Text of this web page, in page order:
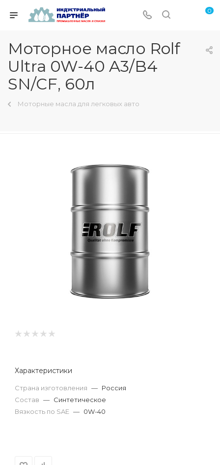
0
Моторное масло Rolf
Ultra 0W-40 A3/B4
SN/CF, 60л
Моторные масла для легковых авто
Характеристики
Страна изготовления — Россия
Состав — Синтетическое
Вязкость по SAE — 0W-40